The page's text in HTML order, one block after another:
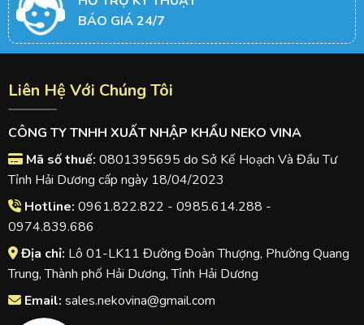
BÁO GIÁ 24/7
Liên Hệ Với Chúng Tôi
CÔNG TY TNHH XUẤT NHẬP KHẨU NEKO VINA
Mã số thuế: 0801395695 do Sở Kế Hoạch Và Đầu Tư
Tỉnh Hải Dương cấp ngày 18/04/2023
Hotline: 0961.822.822 - 0985.614.288 -
0974.839.686
Địa chỉ: Lô 01-LK11 Đường Đoàn Thượng, Phường Quang
Trung, Thành phố Hải Dương, Tỉnh Hải Dương
Email: sales.nekovina@gmail.com